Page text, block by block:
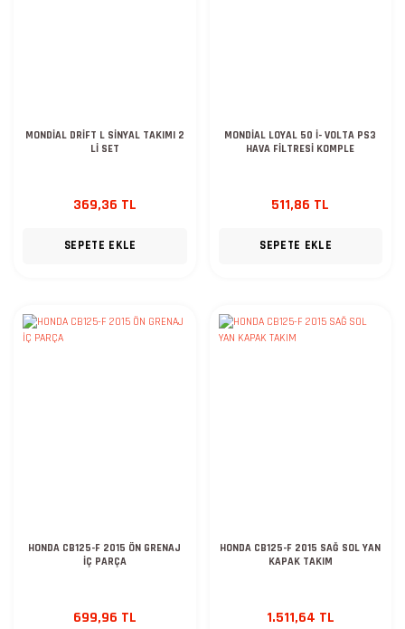
MONDİAL DRİFT L SİNYAL TAKIMI 2
Lİ SET
369,36 TL
SEPETE EKLE
MONDİAL LOYAL 50 İ- VOLTA PS3
HAVA FİLTRESİ KOMPLE
511,86 TL
SEPETE EKLE
HONDA CB125-F 2015 ÖN GRENAJ
İÇ PARÇA
699,96 TL
HONDA CB125-F 2015 SAĞ SOL YAN
KAPAK TAKIM
1.511,64 TL